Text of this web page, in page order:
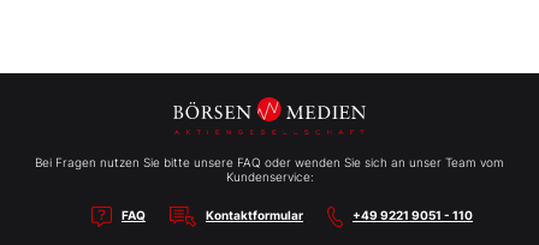
Bei Fragen nutzen Sie bitte unsere FAQ oder wenden Sie sich an unser Team vom
Kundenservice:
FAQ Kontaktformular +49 9221 9051 - 110